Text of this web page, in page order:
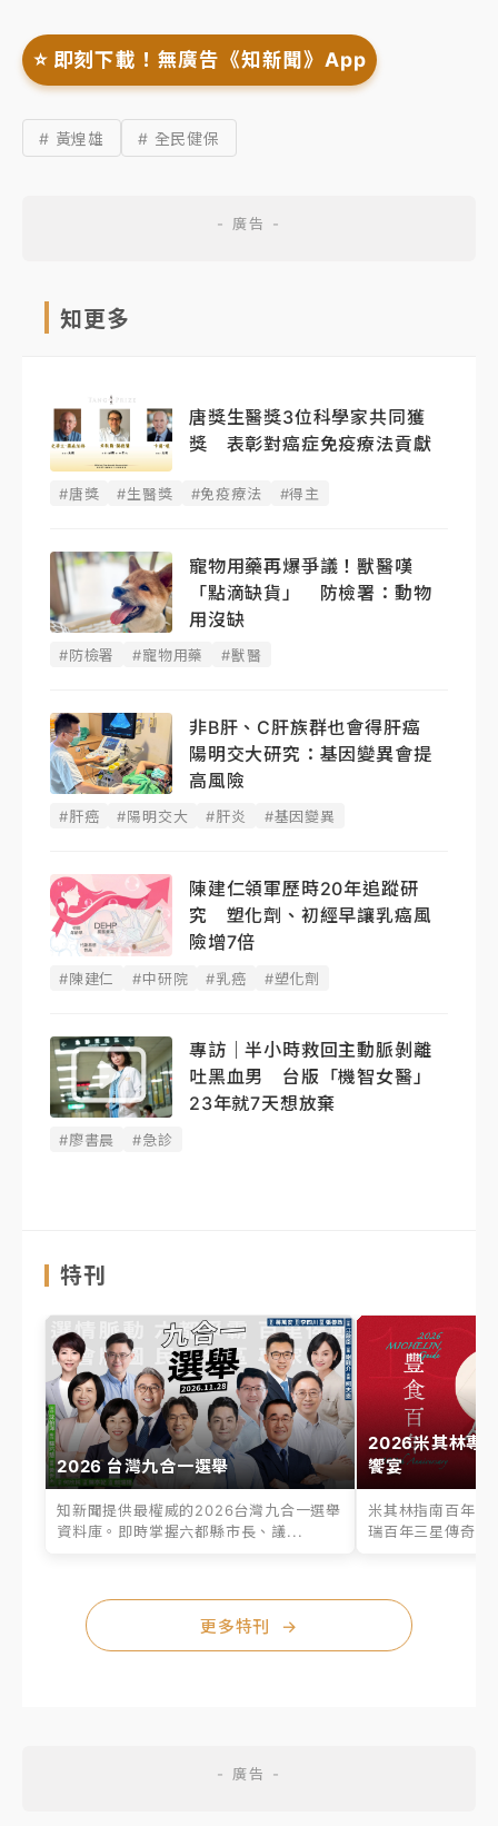
⭐️ 即刻下載！無廣告《知新聞》App
# 黃煌雄 # 全民健保
知更多
唐獎生醫獎3位科學家共同獲
獎 表彰對癌症免疫療法貢獻
#唐獎 #生醫獎 #免疫療法 #得主
寵物用藥再爆爭議！獸醫嘆
「點滴缺貨」 防檢署：動物
用沒缺
#防檢署 #寵物用藥 #獸醫
非B肝、C肝族群也會得肝癌
陽明交大研究：基因變異會提
高風險
#肝癌 #陽明交大 #肝炎 #基因變異
陳建仁領軍歷時20年追蹤研
究 塑化劑、初經早讓乳癌風
險增7倍
#陳建仁 #中研院 #乳癌 #塑化劑
專訪｜半小時救回主動脈剝離
吐黑血男 台版「機智女醫」
23年就7天想放棄
#廖書晨 #急診
特刊
2026 台灣九合一選舉
知新聞提供最權威的2026台灣九合一選舉
資料庫。即時掌握六都縣市長、議...
2026米其林專
饗宴
米其林指南百年之
瑞百年三星傳奇、
更多特刊 →